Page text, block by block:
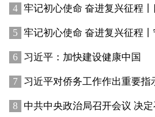
牢记初心使命 奋进复兴征程丨四川阿坝藏族羌族自治州赓续红
牢记初心使命 奋进复兴征程丨宁夏西吉县弘扬伟
习近平：加快建设健康中国
习近平对侨务工作作出重要指
中共中央政治局召开会议 决定召开二十届五中全会 分析研究当前